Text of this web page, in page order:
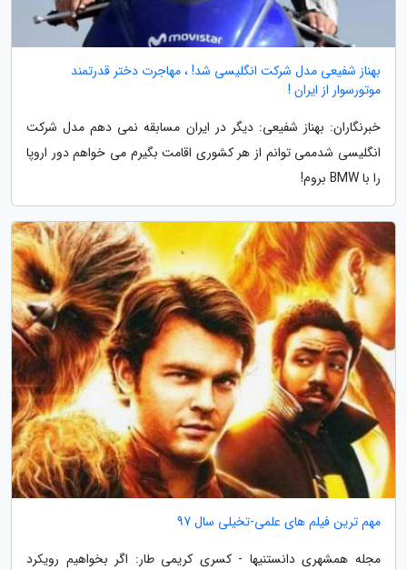
بهناز شفیعی مدل شرکت انگلیسی شد! ، مهاجرت دختر قدرتمند
موتورسوار از ایران !
خبرنگاران: بهناز شفیعی: دیگر در ایران مسابقه نمی دهم مدل شرکت
انگلیسی شدممی توانم از هر کشوری اقامت بگیرم می خواهم دور اروپا
را با BMW بروم!
مهم ترین فیلم های علمی-تخیلی سال 97
مجله همشهری دانستنیها - کسری کریمی طار: اگر بخواهیم رویکرد